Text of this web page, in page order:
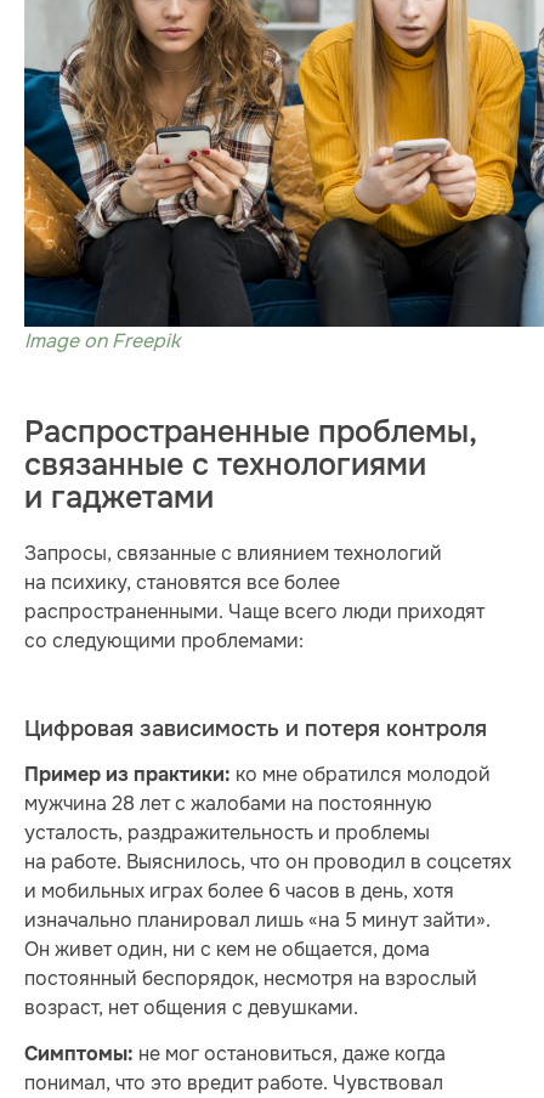
Image on Freepik
Распространенные проблемы,
связанные с технологиями
и гаджетами
Запросы, связанные с влиянием технологий
на психику, становятся все более
распространенными. Чаще всего люди приходят
со следующими проблемами:
Цифровая зависимость и потеря контроля
Пример из практики: ко мне обратился молодой
мужчина 28 лет с жалобами на постоянную
усталость, раздражительность и проблемы
на работе. Выяснилось, что он проводил в соцсетях
и мобильных играх более 6 часов в день, хотя
изначально планировал лишь «на 5 минут зайти».
Он живет один, ни с кем не общается, дома
постоянный беспорядок, несмотря на взрослый
возраст, нет общения с девушками.
Симптомы: не мог остановиться, даже когда
понимал, что это вредит работе. Чувствовал